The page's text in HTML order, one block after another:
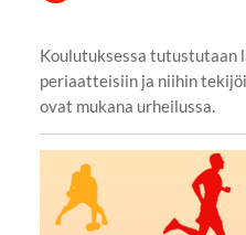
Koulutuksessa tutustutaan
periaatteisiin ja niihin
ovat mukana urheilussa.